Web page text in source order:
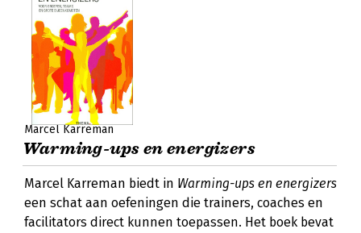
Marcel Karreman
Warming-ups en energizers
Marcel Karreman biedt in Warming-ups en energizers
een schat aan oefeningen die trainers, coaches en
facilitators direct kunnen toepassen. Het boek bevat